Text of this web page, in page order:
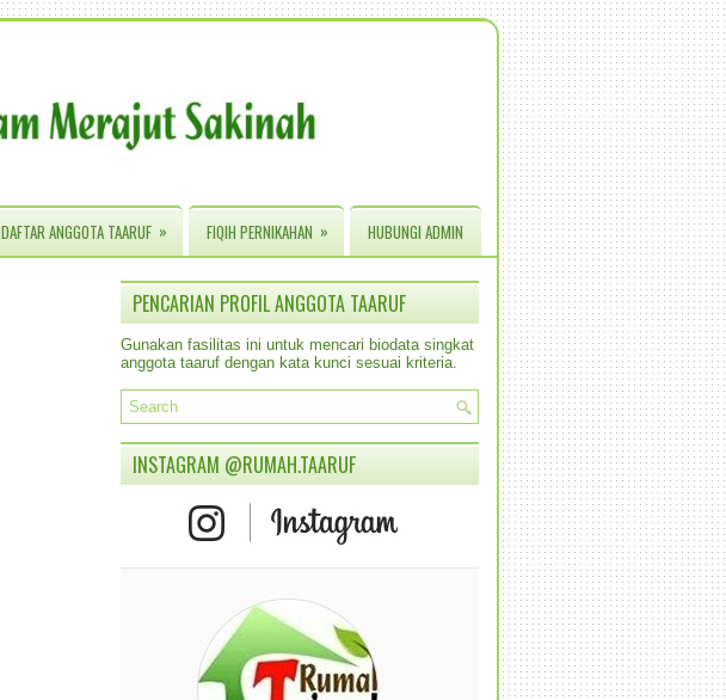
DAFTAR ANGGOTA TAARUF » FIQIH PERNIKAHAN » HUBUNGI ADMIN
PENCARIAN PROFIL ANGGOTA TAARUF
Gunakan fasilitas ini untuk mencari biodata singkat
anggota taaruf dengan kata kunci sesuai kriteria.
INSTAGRAM @RUMAH.TAARUF